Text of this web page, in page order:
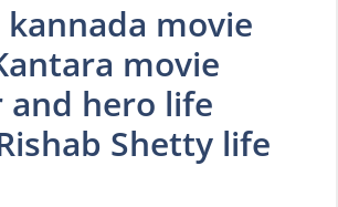
movie
movie
hero life
Shetty life